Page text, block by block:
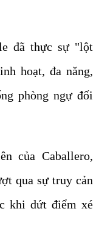
đã thực sự "lột
hoạt, đa năng,
phòng ngự đối
của Caballero,
qua sự truy cản
khi dứt điểm xé